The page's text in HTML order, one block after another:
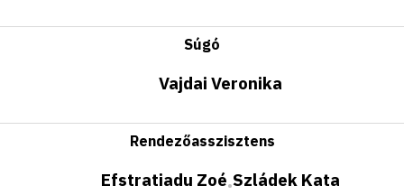
Súgó
Vajdai Veronika
Rendezőasszisztens
Efstratiadu Zoé•Szládek Kata